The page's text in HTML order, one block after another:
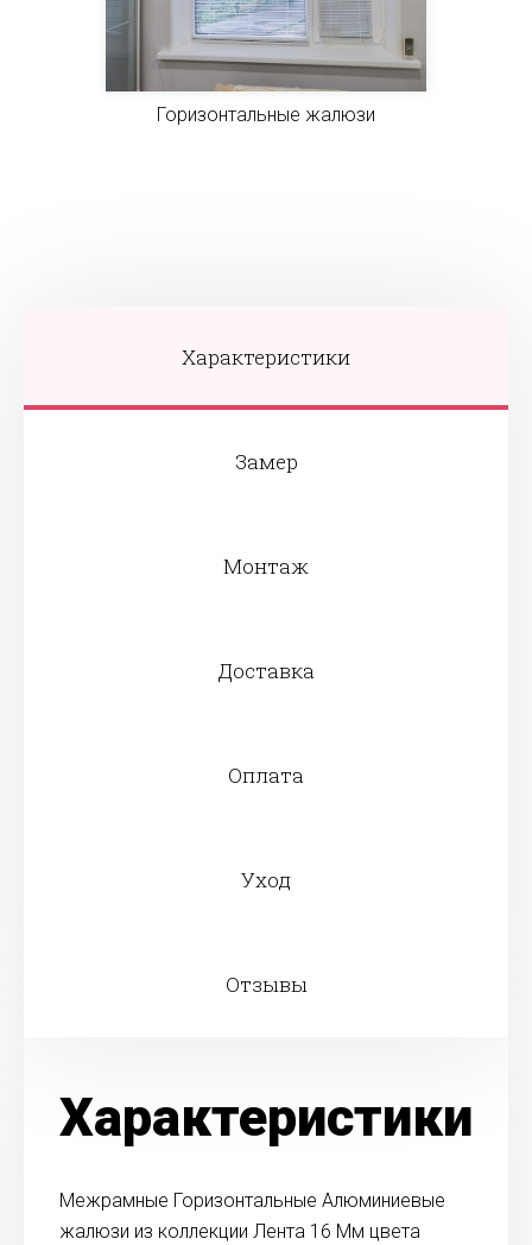
Горизонтальные жалюзи
Характеристики
Замер
Монтаж
Доставка
Оплата
Уход
Отзывы
Характеристики
Межрамные Горизонтальные Алюминиевые
жалюзи из коллекции Лента 16 Мм цвета